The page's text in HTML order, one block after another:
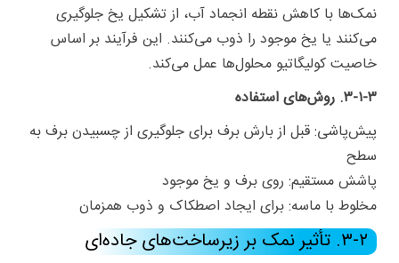
نمک‌ها با کاهش نقطه انجماد آب، از تشکیل یخ جلوگیری
می‌کنند یا یخ موجود را ذوب می‌کنند. این فرآیند بر اساس
خاصیت کولیگاتیو محلول‌ها عمل می‌کند.
۳-۱-۳. روش‌های استفاده
پیش‌پاشی: قبل از بارش برف برای جلوگیری از چسبیدن برف به
سطح
پاشش مستقیم: روی برف و یخ موجود
مخلوط با ماسه: برای ایجاد اصطکاک و ذوب همزمان
۳-۲. تأثیر نمک بر زیرساخت‌های جاده‌ای